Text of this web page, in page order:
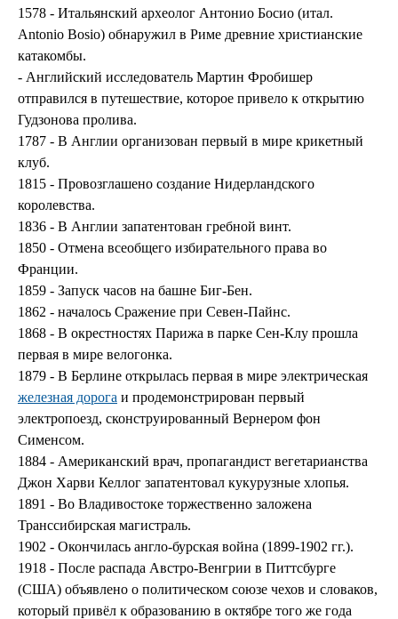
1578 - Итальянский археолог Антонио Босио (итал.
Antonio Bosio) обнаружил в Риме древние христианские
катакомбы.
- Английский исследователь Мартин Фробишер
отправился в путешествие, которое привело к открытию
Гудзонова пролива.
1787 - В Англии организован первый в мире крикетный
клуб.
1815 - Провозглашено создание Нидерландского
королевства.
1836 - В Англии запатентован гребной винт.
1850 - Отмена всеобщего избирательного права во
Франции.
1859 - Запуск часов на башне Биг-Бен.
1862 - началось Сражение при Севен-Пайнс.
1868 - В окрестностях Парижа в парке Сен-Клу прошла
первая в мире велогонка.
1879 - В Берлине открылась первая в мире электрическая
железная дорога и продемонстрирован первый
электропоезд, сконструированный Вернером фон
Сименсом.
1884 - Американский врач, пропагандист вегетарианства
Джон Харви Келлог запатентовал кукурузные хлопья.
1891 - Во Владивостоке торжественно заложена
Транссибирская магистраль.
1902 - Окончилась англо-бурская война (1899-1902 гг.).
1918 - После распада Австро-Венгрии в Питтсбурге
(США) объявлено о политическом союзе чехов и словаков,
который привёл к образованию в октябре того же года